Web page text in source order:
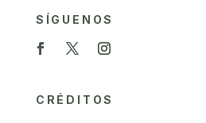
SÍGUENOS
CRÉDITOS